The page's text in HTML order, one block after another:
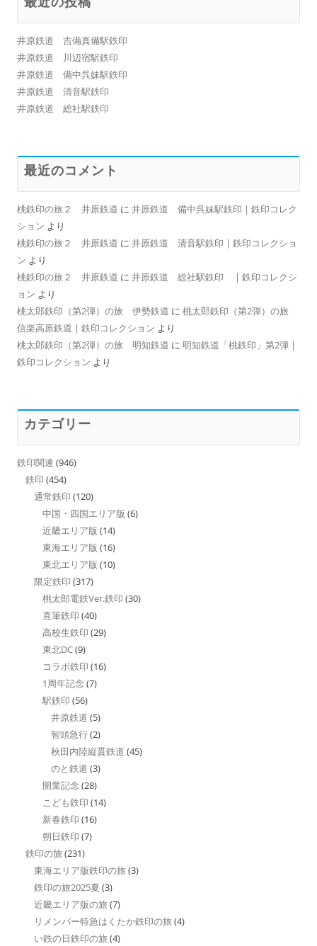
井原鉄道 吉備真備駅鉄印
井原鉄道 川辺宿駅鉄印
井原鉄道 備中呉妹駅鉄印
井原鉄道 清音駅鉄印
井原鉄道 総社駅鉄印
最近のコメント
桃鉄印の旅２ 井原鉄道 に 井原鉄道 備中呉妹駅鉄印 | 鉄印コレク
ション より
桃鉄印の旅２ 井原鉄道 に 井原鉄道 清音駅鉄印 | 鉄印コレクショ
ン より
桃鉄印の旅２ 井原鉄道 に 井原鉄道 総社駅鉄印 | 鉄印コレクシ
ョン より
桃太郎鉄印（第2弾）の旅 伊勢鉄道 に 桃太郎鉄印（第2弾）の旅
信楽高原鉄道 | 鉄印コレクション より
桃太郎鉄印（第2弾）の旅 明知鉄道 に 明知鉄道「桃鉄印」第2弾 |
鉄印コレクション より
カテゴリー
鉄印関連 (946)
鉄印 (454)
通常鉄印 (120)
中国・四国エリア版 (6)
近畿エリア版 (14)
東海エリア版 (16)
東北エリア版 (10)
限定鉄印 (317)
桃太郎電鉄Ver.鉄印 (30)
直筆鉄印 (40)
高校生鉄印 (29)
東北DC(9)
コラボ鉄印 (16)
1周年記念 (7)
駅鉄印 (56)
井原鉄道 (5)
智頭急行(2)
秋田内陸縦貫鉄道 (45)
のと鉄道 (3)
開業記念 (28)
こども鉄印 (14)
新春鉄印 (16)
朔日鉄印 (7)
鉄印の旅 (231)
東海エリア版鉄印の旅 (3)
鉄印の旅2025夏 (3)
近畿エリア版の旅 (7)
リメンバー特急はくたか鉄印の旅 (4)
い鉄の日鉄印の旅 (4)